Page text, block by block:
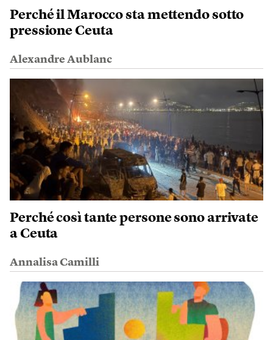
Perché il Marocco sta mettendo sotto
pressione Ceuta
Alexandre Aublanc
Perché così tante persone sono arrivate
a Ceuta
Annalisa Camilli